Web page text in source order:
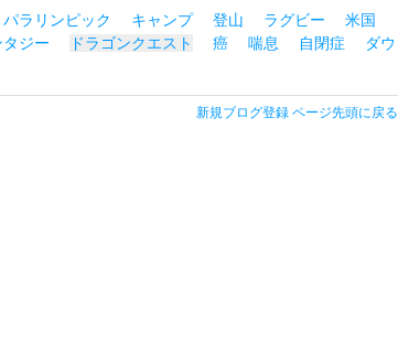
パラリンピック キャンプ 登山 ラグビー
米国
ジー ドラゴンクエスト 癌 喘息 自閉症
ダウ
新規ブログ登録 ページ先頭に戻る